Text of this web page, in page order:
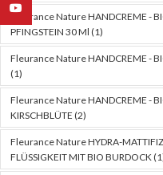
Fleurance Nature HANDCREME -
PFINGSTEIN 30 Ml (1)
Fleurance Nature HANDCREME -
(1)
Fleurance Nature HANDCREME -
KIRSCHBLÜTE (2)
Fleurance Nature HYDRA-
FLÜSSIGKEIT MIT BIO BURDOCK
YouTube